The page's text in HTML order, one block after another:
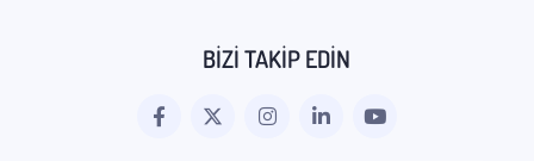
BIZI TAKIP EDIN